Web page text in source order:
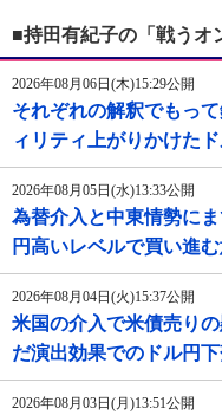
■持田有紀子の「戦うオ
2026年08月06日(木)15:29公開
それぞれの解釈でもっ
ィリティ上がりかけた
2026年08月05日(水)13:33公開
為替介入と中東情勢に
円高いレベルで買い進
2026年08月04日(火)15:37公開
米国の介入で米債売り
だ演出効果でのドル円
2026年08月03日(月)13:51公開